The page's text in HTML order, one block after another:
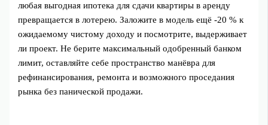
любая выгодная ипотека для сдачи квартиры в аренду
превращается в лотерею. Заложите в модель ещё -20 % к
ожидаемому чистому доходу и посмотрите, выдерживает
ли проект. Не берите максимальный одобренный банком
лимит, оставляйте себе пространство манёвра для
рефинансирования, ремонта и возможного проседания
рынка без панической продажи.